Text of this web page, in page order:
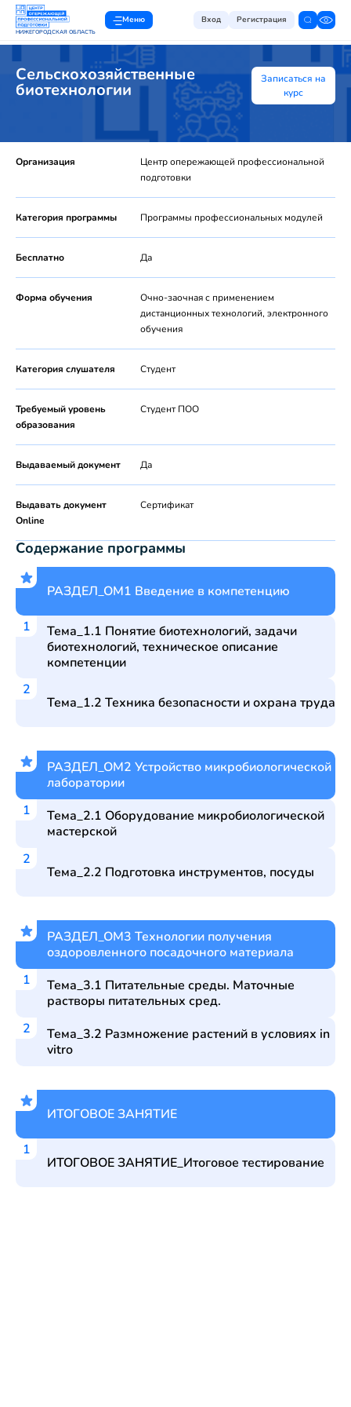
НИЖЕГОРОДСКАЯ ОБЛАСТЬ
Меню Вход Регистрация
Сельскохозяйственные
биотехнологии
Записаться на
курс
Организация
Центр опережающей профессиональной
подготовки
Категория программы Программы профессиональных модулей
Бесплатно Да
Форма обучения
Очно-заочная с применением
дистанционных технологий, электронного
обучения
Категория слушателя Студент
Требуемый уровень
образования
Студент ПОО
Выдаваемый документ Да
Выдавать документ
Online
Сертификат
Содержание программы
РАЗДЕЛ_ОМ1 Введение в компетенцию
Тема_1.1 Понятие биотехнологий, задачи
биотехнологий, техническое описание
компетенции
Тема_1.2 Техника безопасности и охрана труда
РАЗДЕЛ_ОМ2 Устройство микробиологической
лаборатории
Тема_2.1 Оборудование микробиологической
мастерской
Тема_2.2 Подготовка инструментов, посуды
РАЗДЕЛ_ОМ3 Технологии получения
оздоровленного посадочного материала
Тема_3.1 Питательные среды. Маточные
растворы питательных сред.
Тема_3.2 Размножение растений в условиях in
vitro
ИТОГОВОЕ ЗАНЯТИЕ
ИТОГОВОЕ ЗАНЯТИЕ_Итоговое тестирование